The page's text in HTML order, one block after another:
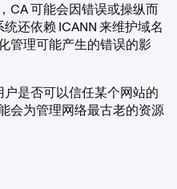
CA 可能会因错误或操纵而
还依赖 ICANN 来维护域名
管理可能产生的错误的影
是否可以信任某个网站的
会为管理网络最古老的资源